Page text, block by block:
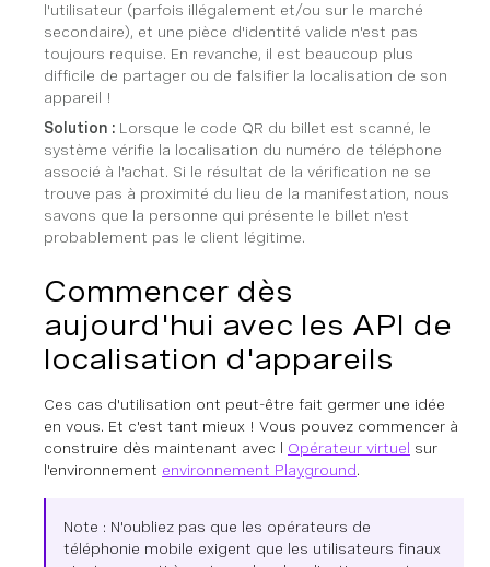
l'utilisateur (parfois illégalement et/ou sur le marché
secondaire), et une pièce d'identité valide n'est pas
toujours requise. En revanche, il est beaucoup plus
difficile de partager ou de falsifier la localisation de son
appareil !
Solution : Lorsque le code QR du billet est scanné, le
système vérifie la localisation du numéro de téléphone
associé à l'achat. Si le résultat de la vérification ne se
trouve pas à proximité du lieu de la manifestation, nous
savons que la personne qui présente le billet n'est
probablement pas le client légitime.
Commencer dès
aujourd'hui avec les API de
localisation d'appareils
Ces cas d'utilisation ont peut-être fait germer une idée
en vous. Et c'est tant mieux ! Vous pouvez commencer à
construire dès maintenant avec l Opérateur virtuel sur
l'environnement environnement Playground.
Note : N'oubliez pas que les opérateurs de
téléphonie mobile exigent que les utilisateurs finaux